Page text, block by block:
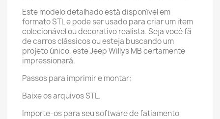
Este modelo detalhado está disponível em
formato STL e pode ser usado para criar um item
colecionável ou decorativo realista. Seja você fã
de carros clássicos ou esteja buscando um
projeto único, este Jeep Willys MB certamente
impressionará.
Passos para imprimir e montar:
Baixe os arquivos STL.
Importe-os para seu software de fatiamento